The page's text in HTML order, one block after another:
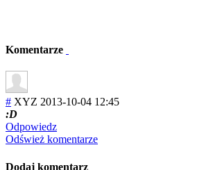
Komentarze
# XYZ 2013-10-04 12:45
:D
Odpowiedz
Odśwież komentarze
Dodaj komentarz